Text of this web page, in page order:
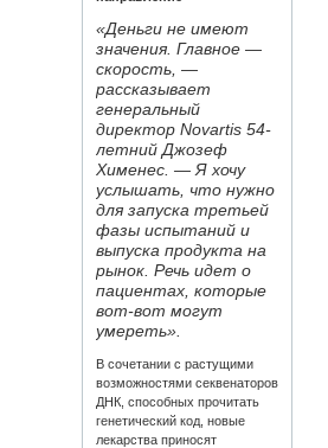
«Деньги не имеют
значения. Главное —
скорость, —
рассказывает
генеральный
директор Novartis 54-
летний Джозеф
Хименес. — Я хочу
услышать, что нужно
для запуска третьей
фазы испытаний и
выпуска продукта на
рынок. Речь идет о
пациентах, которые
вот-вот могут
умереть».
В сочетании с растущими
возможностями секвенаторов
ДНК, способных прочитать
генетический код, новые
лекарства приносят